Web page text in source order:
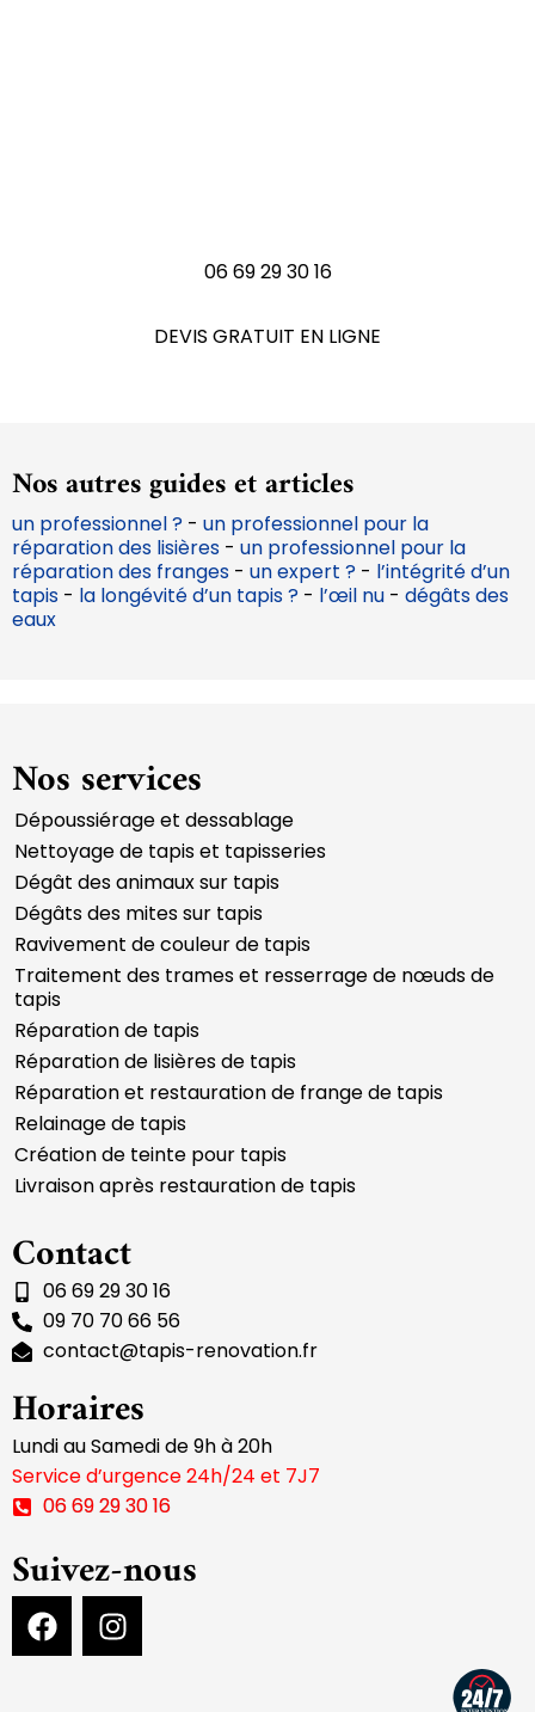
06 69 29 30 16
DEVIS GRATUIT EN LIGNE
Nos autres guides et articles
un professionnel ? - un professionnel pour la
réparation des lisières - un professionnel pour la
réparation des franges - un expert ? - l’intégrité d’un
tapis - la longévité d’un tapis ? - l’œil nu - dégâts des
eaux
Nos services
Dépoussiérage et dessablage
Nettoyage de tapis et tapisseries
Dégât des animaux sur tapis
Dégâts des mites sur tapis
Ravivement de couleur de tapis
Traitement des trames et resserrage de nœuds de
tapis
Réparation de tapis
Réparation de lisières de tapis
Réparation et restauration de frange de tapis
Relainage de tapis
Création de teinte pour tapis
Livraison après restauration de tapis
Contact
06 69 29 30 16
09 70 70 66 56
contact@tapis-renovation.fr
Horaires
Lundi au Samedi de 9h à 20h
Service d’urgence 24h/24 et 7J7
06 69 29 30 16
Suivez-nous